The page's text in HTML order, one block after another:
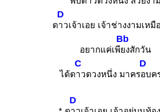
ด
D
าวเจ้าเอย เจ้าช่างงามเห
อยากแค่เพี
Bb
ยงสักวัน
ได้ด
C
าวดวงหนึ่ง มาคร
D
อบค
D